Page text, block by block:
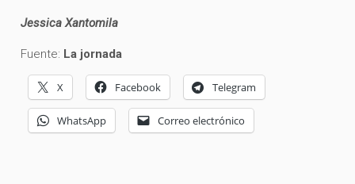
Jessica Xantomila
Fuente: La jornada
X Facebook Telegram
WhatsApp Correo electrónico